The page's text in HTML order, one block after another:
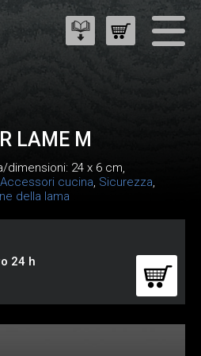
LAME M
dimensioni: 24 x 6 cm,
Accessori cucina, Sicurezza,
della lama
24 h